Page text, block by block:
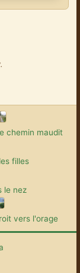
chemin maudit
filles
le nez
vers l'orage